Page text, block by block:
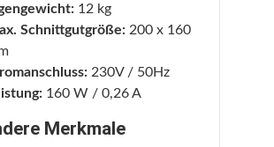
12 kg
Schnittgutgröße:200 x 160
230V / 50Hz
160 W / 0,26 A
Merkmale